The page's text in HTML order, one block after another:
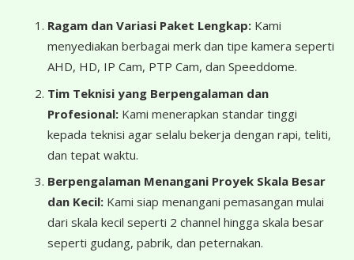
Ragam dan Variasi Paket Lengkap: Kami
menyediakan berbagai merk dan tipe kamera seperti
AHD, HD, IP Cam, PTP Cam, dan Speeddome.
Tim Teknisi yang Berpengalaman dan
Profesional: Kami menerapkan standar tinggi
kepada teknisi agar selalu bekerja dengan rapi, teliti,
dan tepat waktu.
Berpengalaman Menangani Proyek Skala Besar
dan Kecil: Kami siap menangani pemasangan mulai
dari skala kecil seperti 2 channel hingga skala besar
seperti gudang, pabrik, dan peternakan.